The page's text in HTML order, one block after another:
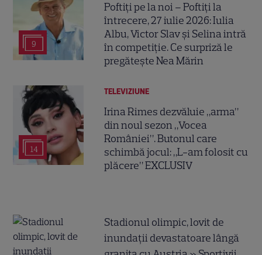
9
Poftiți pe la noi – Poftiți la
întrecere, 27 iulie 2026: Iulia
Albu, Victor Slav și Selina intră
în competiție. Ce surpriză le
pregătește Nea Mărin
14
TELEVIZIUNE
Irina Rimes dezvăluie „arma”
din noul sezon „Vocea
României”. Butonul care
schimbă jocul: „L-am folosit cu
plăcere” EXCLUSIV
Stadionul olimpic, lovit de
inundații devastatoare lângă